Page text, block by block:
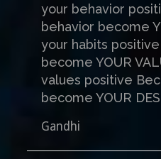
your behavior
behavior become
your habits
become YOUR
values positive
become YOUR
Gandhi